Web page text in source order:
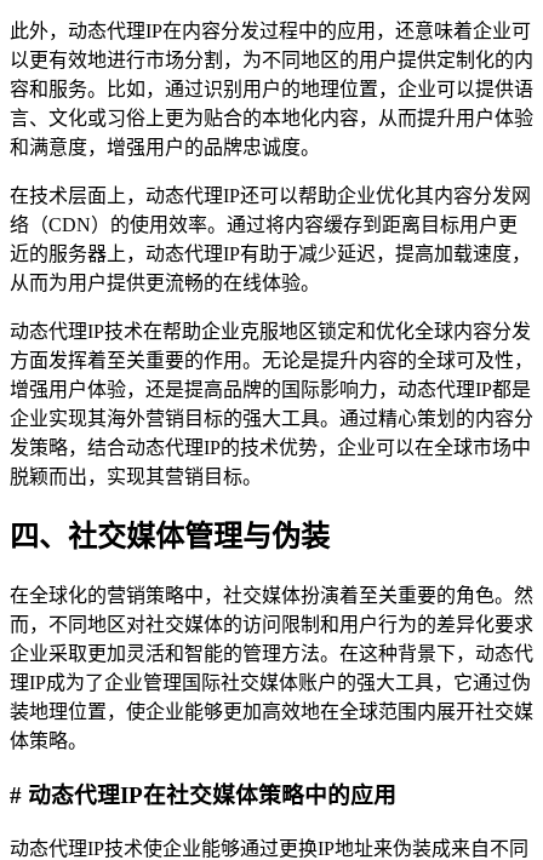
此外，动态代理IP在内容分发过程中的应用，还意味着企业可
以更有效地进行市场分割，为不同地区的用户提供定制化的内
容和服务。比如，通过识别用户的地理位置，企业可以提供语
言、文化或习俗上更为贴合的本地化内容，从而提升用户体验
和满意度，增强用户的品牌忠诚度。
在技术层面上，动态代理IP还可以帮助企业优化其内容分发网
络（CDN）的使用效率。通过将内容缓存到距离目标用户更
近的服务器上，动态代理IP有助于减少延迟，提高加载速度，
从而为用户提供更流畅的在线体验。
动态代理IP技术在帮助企业克服地区锁定和优化全球内容分发
方面发挥着至关重要的作用。无论是提升内容的全球可及性，
增强用户体验，还是提高品牌的国际影响力，动态代理IP都是
企业实现其海外营销目标的强大工具。通过精心策划的内容分
发策略，结合动态代理IP的技术优势，企业可以在全球市场中
脱颖而出，实现其营销目标。
四、社交媒体管理与伪装
在全球化的营销策略中，社交媒体扮演着至关重要的角色。然
而，不同地区对社交媒体的访问限制和用户行为的差异化要求
企业采取更加灵活和智能的管理方法。在这种背景下，动态代
理IP成为了企业管理国际社交媒体账户的强大工具，它通过伪
装地理位置，使企业能够更加高效地在全球范围内展开社交媒
体策略。
# 动态代理IP在社交媒体策略中的应用
动态代理IP技术使企业能够通过更换IP地址来伪装成来自不同